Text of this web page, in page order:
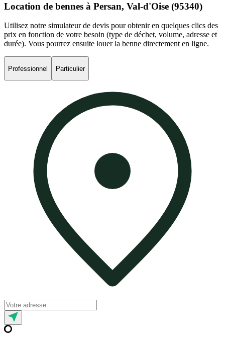
Location de bennes à Persan, Val-d'Oise (95340)
Utilisez notre simulateur de devis pour obtenir en quelques clics des
prix en fonction de votre besoin (type de déchet, volume, adresse et
durée). Vous pourrez ensuite louer la benne directement en ligne.
Professionnel Particulier